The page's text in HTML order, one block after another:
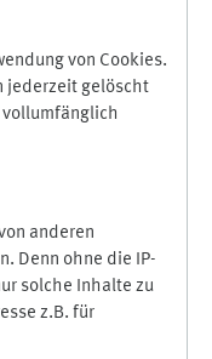
von Cookies.
jederzeit gelöscht
anderen
Denn ohne die IP-
solche Inhalte zu
z.B. für